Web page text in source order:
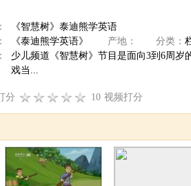
《智慧树》泰迪熊学英语
《泰迪熊学英语》 产地： 分类：
少儿频道《智慧树》节目是面向3到6周
戏当...
分 10 视频打分